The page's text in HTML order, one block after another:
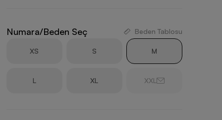
Numara/Beden Seç Beden Tablosu
XS S M
L XL XXL